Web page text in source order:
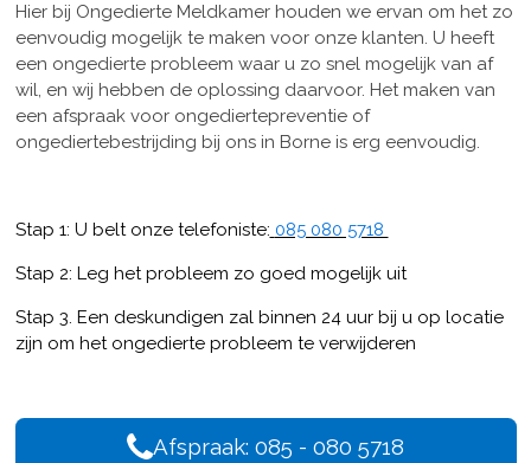
Hier bij Ongedierte Meldkamer houden we ervan om het zo
eenvoudig mogelijk te maken voor onze klanten. U heeft
een ongedierte probleem waar u zo snel mogelijk van af
wil, en wij hebben de oplossing daarvoor. Het maken van
een afspraak voor ongediertepreventie of
ongediertebestrijding bij ons in Borne is erg eenvoudig.
Stap 1: U belt onze telefoniste: 085 080 5718
Stap 2: Leg het probleem zo goed mogelijk uit
Stap 3. Een deskundigen zal binnen 24 uur bij u op locatie
zijn om het ongedierte probleem te verwijderen
Afspraak: 085 - 080 5718